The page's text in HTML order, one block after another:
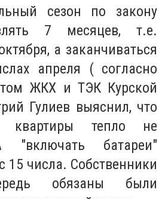
сезон по закону
7 месяцев, т.е.
а заканчиваться
апреля ( согласно
ЖКХ и ТЭК Курской
Гулиев выяснил, что
тепло не
"включать батареи"
15 числа. Собственники
обязаны были